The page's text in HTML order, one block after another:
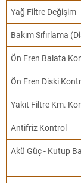
Yağ Filtre Değişim
Bakım Sıfırlama
Ön Fren Balata
Ön Fren Diski
Yakıt Filtre Km.
Antifriz Kontrol
Akü Güç - Kutup